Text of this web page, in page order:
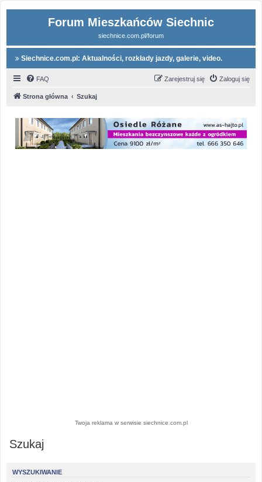
Forum Mieszkańców Siechnic
siechnice.com.pl/forum
Siechnice.com.pl: Aktualności, rozkłady jazdy, galerie, video.
FAQ Zaloguj się
Zarejestruj się
Strona główna Szukaj
Twoja reklama w serwisie siechnice.com.pl
Szukaj
WYSZUKIWANIE